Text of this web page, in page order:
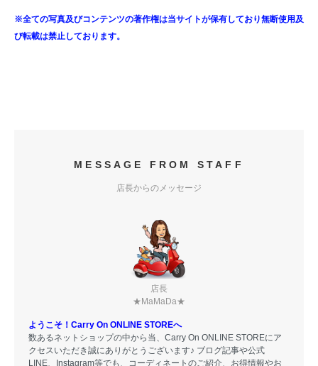
※全ての写真及びコンテンツの著作権は当サイトが保有しており無断使用及
び転載は禁止しております。
MESSAGE FROM STAFF
店長からのメッセージ
店長
★MaMaDa★
ようこそ！Carry On ONLINE STOREへ
数あるネットショップの中から当、Carry On ONLINE STOREにア
クセスいただき誠にありがとうございます♪ ブログ記事や公式
LINE、Instagram等でも、コーディネートのご紹介、お得情報やお